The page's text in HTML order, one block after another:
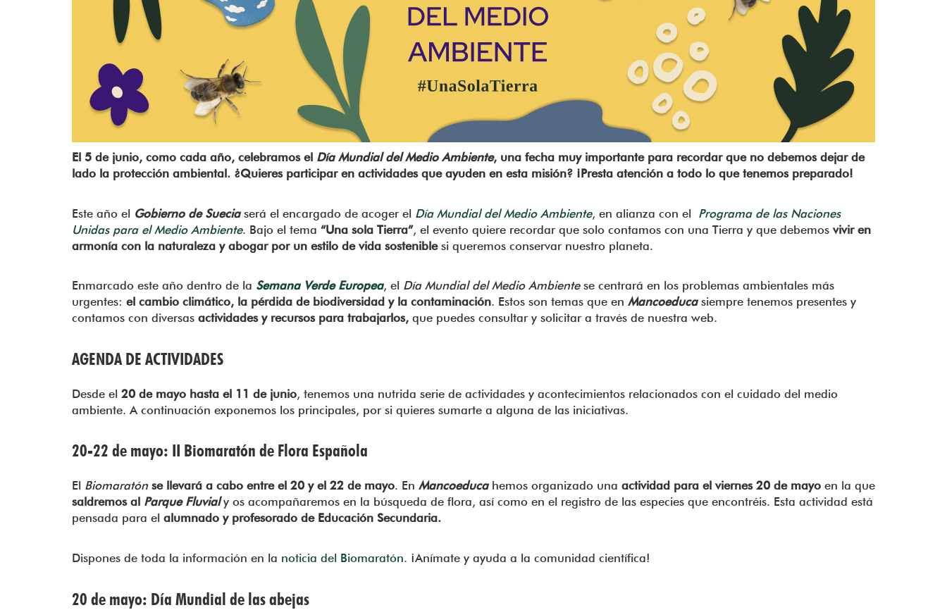
El 5 de junio, como cada año, celebramos el Día Mundial del Medio Ambiente, una fecha muy importante para recordar que no debemos dejar de
lado la protección ambiental. ¿Quieres participar en actividades que ayuden en esta misión? ¡Presta atención a todo lo que tenemos preparado!
Este año el Gobierno de Sueciaserá el encargado de acoger el Día Mundial del Medio Ambiente, en alianza con el Programa de las Naciones
Unidas para el Medio Ambiente. Bajo el tema “Una sola Tierra”, el evento quiere recordar que solo contamos con una Tierra y que debemos vivir en
armonía con la naturaleza y abogar por un estilo de vida sosteniblesi queremos conservar nuestro planeta.
Enmarcado este año dentro de la Semana Verde Europea, el Día Mundial del Medio Ambientese centrará en los problemas ambientales más
urgentes: el cambio climático, la pérdida de biodiversidad y la contaminación. Estos son temas que en Mancoeduca siempre tenemos presentes y
contamos con diversas actividades y recursos para trabajarlos, que puedes consultar y solicitar a través de nuestra web.
AGENDA DE ACTIVIDADES
Desde el 20 de mayo hasta el 11 de junio, tenemos una nutrida serie de actividades y acontecimientos relacionados con el cuidado del medio
ambiente. A continuación exponemos los principales, por si quieres sumarte a alguna de las iniciativas.
20-22 de mayo: II Biomaratón de Flora Española
El Biomaratón se llevará a cabo entre el 20 y el 22 de mayo. En Mancoeduca hemos organizado una actividad para el viernes 20 de mayo en la que
saldremos al Parque Fluvialy os acompañaremos en la búsqueda de flora, así como en el registro de las especies que encontréis. Esta actividad está
pensada para el alumnado y profesorado de Educación Secundaria.
Dispones de toda la información en la noticia del Biomaratón. ¡Anímate y ayuda a la comunidad científica!
20 de mayo: Día Mundial de las abejas